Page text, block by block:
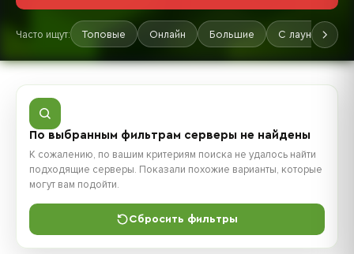
Часто ищут: Топовые Онлайн Большие С лаунчером
По выбранным фильтрам серверы не найдены
К сожалению, по вашим критериям поиска не удалось найти
подходящие серверы. Показали похожие варианты, которые
могут вам подойти.
Сбросить фильтры